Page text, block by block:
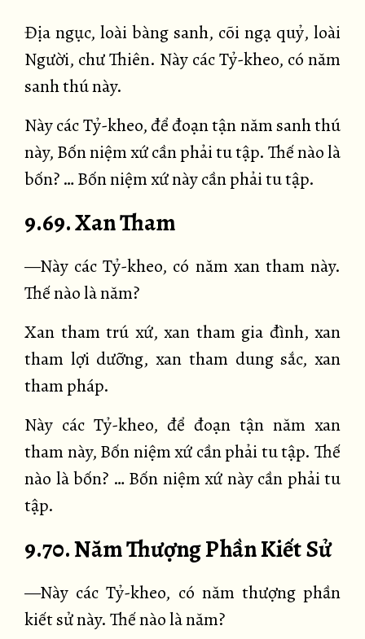
Địa ngục, loài bàng sanh, cõi ngạ quỷ, loài
Người, chư Thiên. Này các Tỷ-kheo, có năm
sanh thú này.
Này các Tỷ-kheo, để đoạn tận năm sanh thú
này, Bốn niệm xứ cần phải tu tập. Thế nào là
bốn? … Bốn niệm xứ này cần phải tu tập.
9.69. Xan Tham
—Này các Tỷ-kheo, có năm xan tham này.
Thế nào là năm?
Xan tham trú xứ, xan tham gia đình, xan
tham lợi dưỡng, xan tham dung sắc, xan
tham pháp.
Này các Tỷ-kheo, để đoạn tận năm xan
tham này, Bốn niệm xứ cần phải tu tập. Thế
nào là bốn? … Bốn niệm xứ này cần phải tu
tập.
9.70. Năm Thượng Phần Kiết Sử
—Này các Tỷ-kheo, có năm thượng phần
kiết sử này. Thế nào là năm?